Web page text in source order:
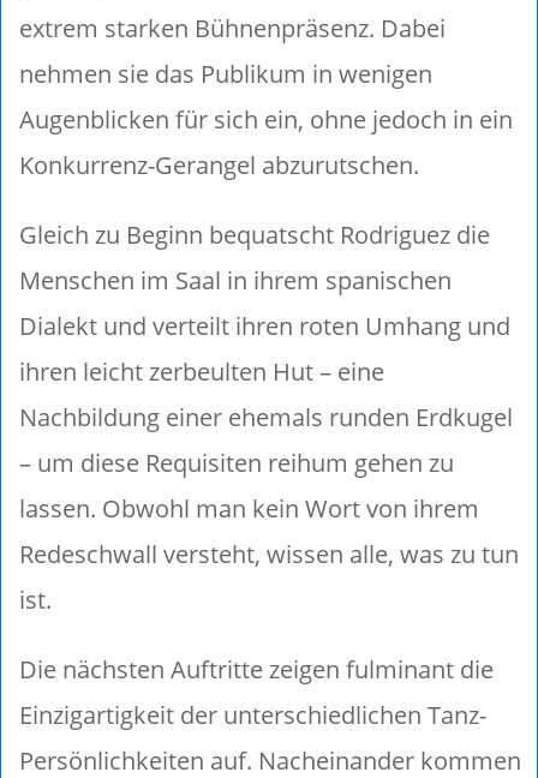
extrem starken Bühnenpräsenz. Dabei
nehmen sie das Publikum in wenigen
Augenblicken für sich ein, ohne jedoch in ein
Konkurrenz-Gerangel abzurutschen.
Gleich zu Beginn bequatscht Rodriguez die
Menschen im Saal in ihrem spanischen
Dialekt und verteilt ihren roten Umhang und
ihren leicht zerbeulten Hut – eine
Nachbildung einer ehemals runden Erdkugel
– um diese Requisiten reihum gehen zu
lassen. Obwohl man kein Wort von ihrem
Redeschwall versteht, wissen alle, was zu tun
ist.
Die nächsten Auftritte zeigen fulminant die
Einzigartigkeit der unterschiedlichen Tanz-
Persönlichkeiten auf. Nacheinander kommen